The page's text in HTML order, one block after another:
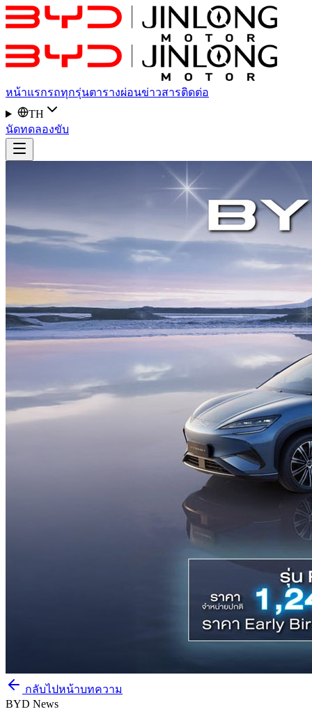
หน้าแรกรถทุกรุ่นตารางผ่อนข่าวสารติดต่อ
TH
นัดทดลองขับ
กลับไปหน้าบทความ
BYD News